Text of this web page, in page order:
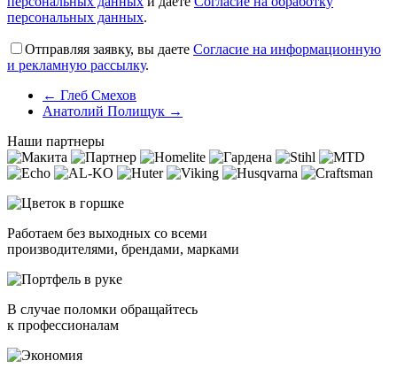
персональных данных.
Отправляя заявку, вы даете Согласие на информационную
и рекламную рассылку.
← Глеб Смехов
Анатолий Полищук →
Наши партнеры
Работаем без выходных со всеми
производителями, брендами, марками
В случае поломки обращайтесь
к профессионалам